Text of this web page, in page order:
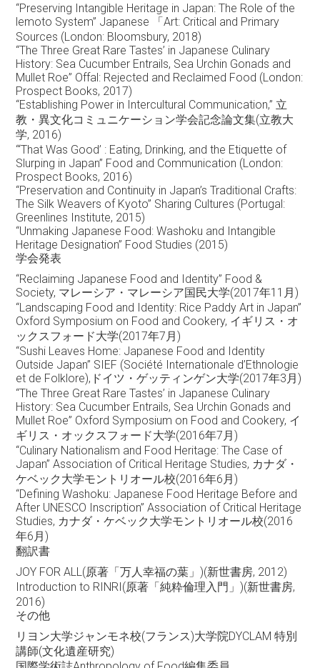
“Preserving Intangible Heritage in Japan: The Role of the
lemoto System” Japanese 「Art: Critical and Primary
Sources (London: Bloomsbury, 2018)
“The Three Great Rare Tastes’ in Japanese Culinary
History: Sea Cucumber Entrails, Sea Urchin Gonads and
Mullet Roe” Offal: Rejected and Reclaimed Food (London:
Prospect Books, 2017)
“Establishing Power in Intercultural Communication,” 立
教・異文化コミュニケーション学会記念論文集(立教大
学, 2016)
“‘That Was Good’ : Eating, Drinking, and the Etiquette of
Slurping in Japan” Food and Communication (London:
Prospect Books, 2016)
“Preservation and Continuity in Japan’s Traditional Crafts:
The Silk Weavers of Kyoto” Sharing Cultures (Portugal:
Greenlines Institute, 2015)
“Unmaking Japanese Food: Washoku and Intangible
Heritage Designation” Food Studies (2015)
学会発表
“Reclaiming Japanese Food and Identity” Food &
Society, マレーシア・マレーシア国民大学(2017年11月)
“Landscaping Food and Identity: Rice Paddy Art in Japan”
Oxford Symposium on Food and Cookery, イギリス・オ
ックスフォード大学(2017年7月)
“Sushi Leaves Home: Japanese Food and Identity
Outside Japan” SIEF (Société Internationale d’Ethnologie
et de Folklore),ドイツ・ゲッティンゲン大学(2017年3月)
“The Three Great Rare Tastes’ in Japanese Culinary
History: Sea Cucumber Entrails, Sea Urchin Gonads and
Mullet Roe” Oxford Symposium on Food and Cookery, イ
ギリス・オックスフォード大学(2016年7月)
“Culinary Nationalism and Food Heritage: The Case of
Japan” Association of Critical Heritage Studies, カナダ・
ケベック大学モントリオール校(2016年6月)
“Defining Washoku: Japanese Food Heritage Before and
After UNESCO Inscription” Association of Critical Heritage
Studies, カナダ・ケベック大学モントリオール校(2016
年6月)
翻訳書
JOY FOR ALL(原著「万人幸福の葉」)(新世書房, 2012)
Introduction to RINRI(原著「純粋倫理入門」)(新世書房,
2016)
その他
リヨン大学ジャンモネ校(フランス)大学院DYCLAM 特別
講師(文化遺産研究)